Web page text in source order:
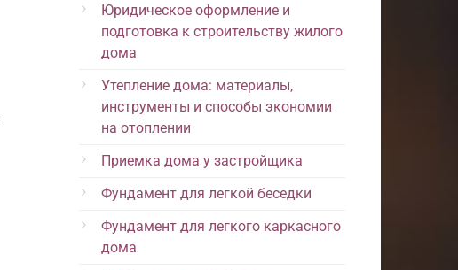
Юридическое оформление и
подготовка к строительству жилого
дома
Утепление дома: материалы,
инструменты и способы экономии
на отоплении
Приемка дома у застройщика
Фундамент для легкой беседки
Фундамент для легкого каркасного
дома